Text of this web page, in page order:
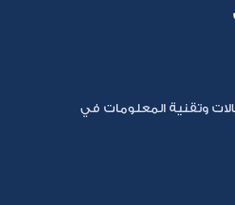
وتقنية المعلومات في